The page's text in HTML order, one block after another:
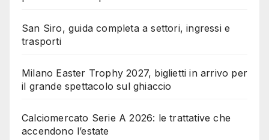
San Siro, guida completa a settori, ingressi e
trasporti
Milano Easter Trophy 2027, biglietti in arrivo per
il grande spettacolo sul ghiaccio
Calciomercato Serie A 2026: le trattative che
accendono l’estate